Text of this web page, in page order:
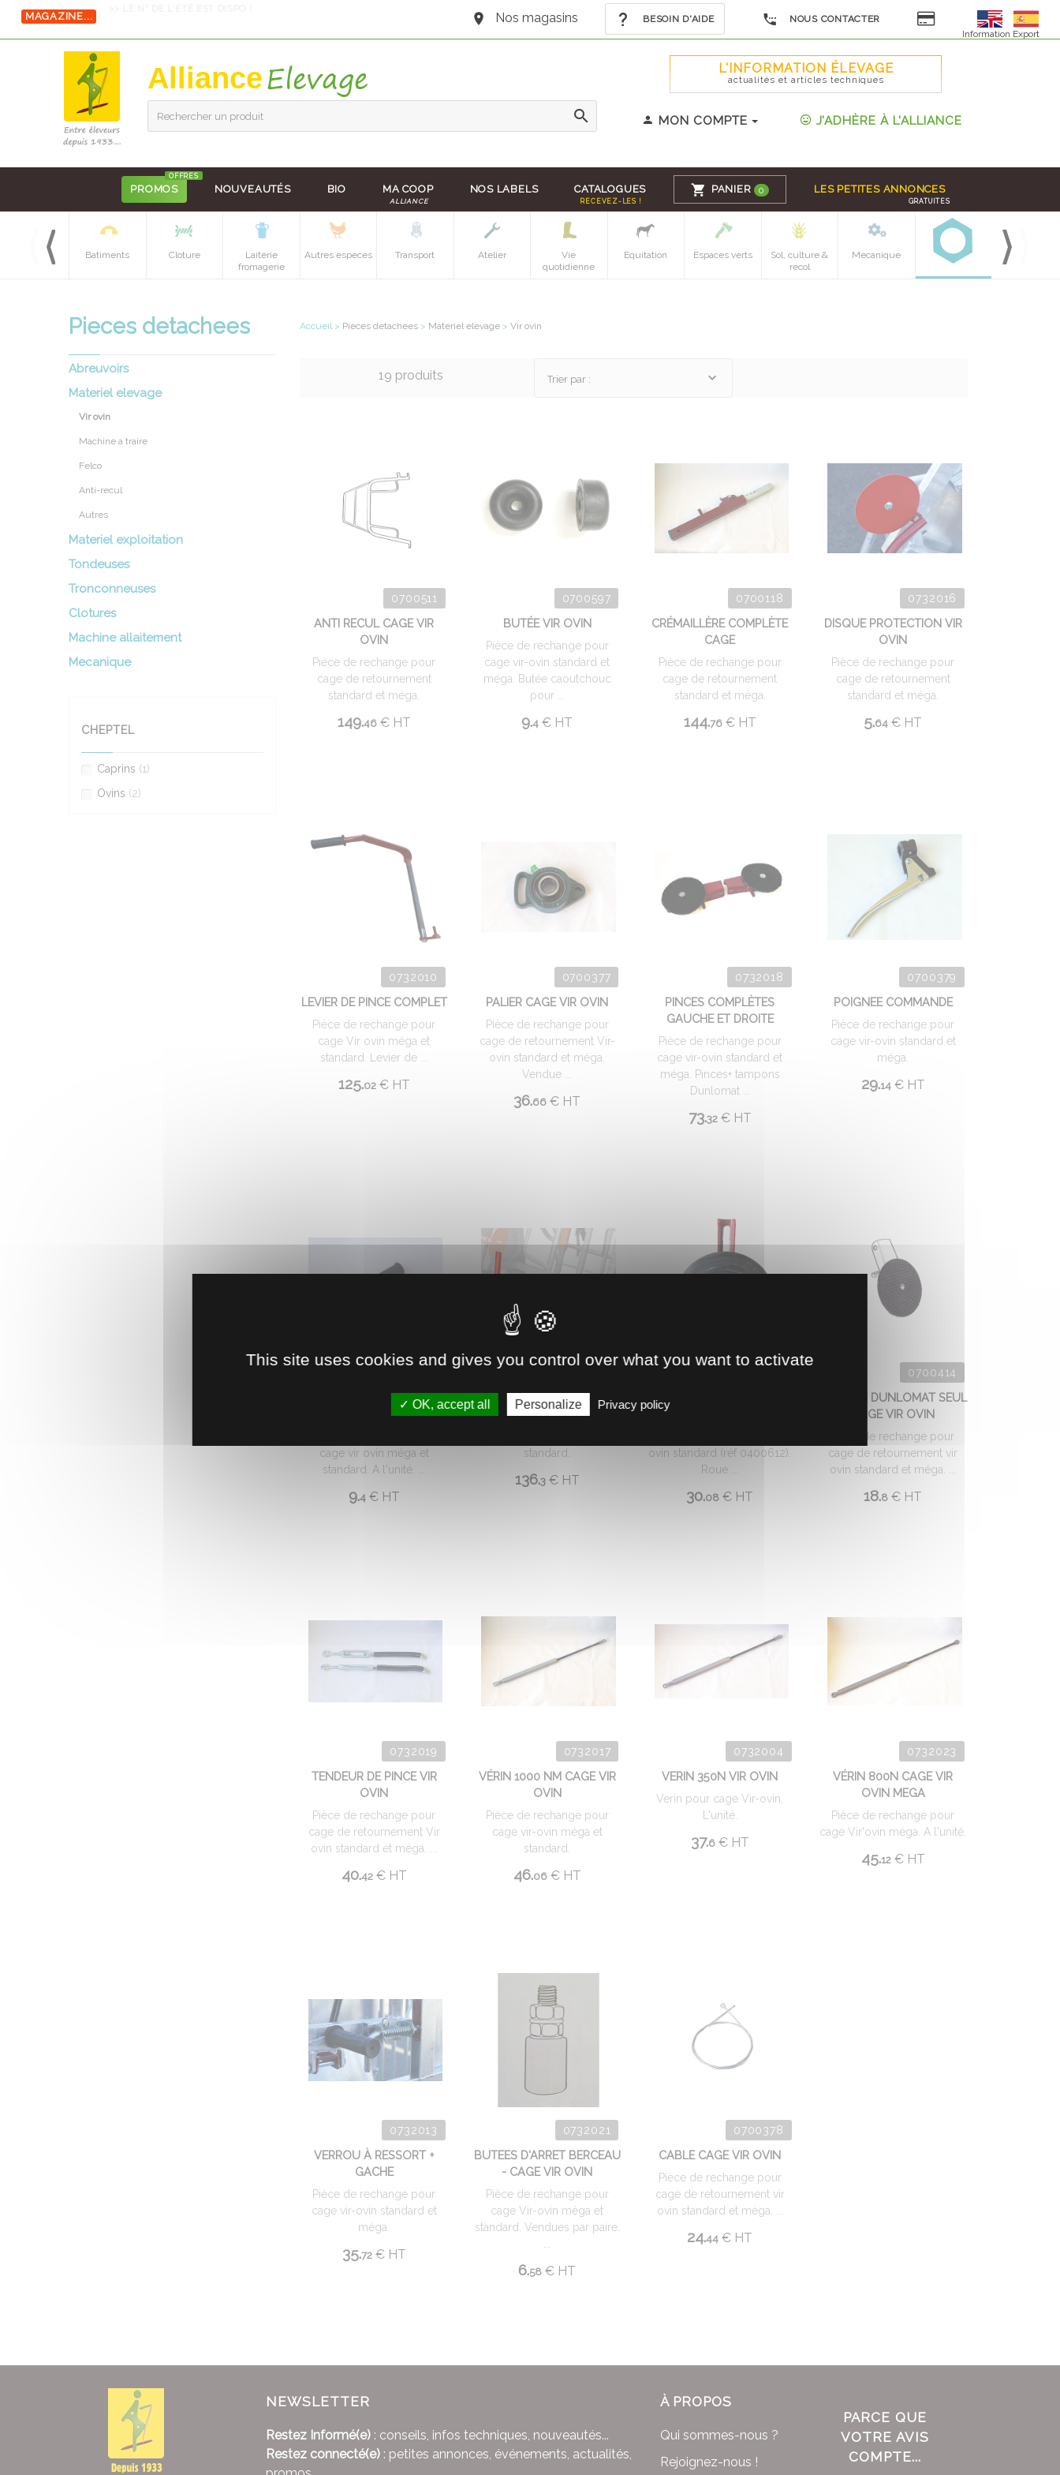
MAGAZINE... Nos magasins BESOIN D'AIDE
NOUS CONTACTER
Information Export
Alliance
Rechercher un produit
L'INFORMATION ÉLEVAGE
actualités et articles techniques
MON COMPTE J'ADHÈRE À L'ALLIANCE
PROMOS
OFFRES
NOUVEAUTÉS BIO MA COOP
ALLIANCE
NOS LABELS CATALOGUES
RECEVEZ-LES !
PANIER 0 LES PETITES ANNONCES
GRATUITES
Equipements
Batiments Cloture
Laiterie
fromagerie
Autres especes Transport Atelier
Vie
quotidienne
Equitation Espaces verts
Sol, culture &
recol
Mecanique
Accueil > Pieces detachees > Materiel elevage > Vir ovin
19 produits Trier par :
0700511
ANTI RECUL CAGE VIR
OVIN
Pièce de rechange pour
cage de retournement
standard et méga.
149.46 €HT
0700597
BUTÉE VIR OVIN
Pièce de rechange pour
cage vir-ovin standard et
méga. Butée caoutchouc
pour ...
9.4 € HT
0700118
CRÉMAILLÈRE COMPLÈTE
CAGE
Pièce de rechange pour
cage de retournement
standard et méga.
144.76 €HT
0732016
DISQUE PROTECTION VIR
OVIN
Pièce de rechange pour
cage de retournement
standard et méga.
5.64 € HT
0732010
LEVIER DE PINCE COMPLET
Pièce de rechange pour
cage Vir ovin méga et
standard. Levier de ...
125.02 €HT
0700377
PALIER CAGE VIR OVIN
Pièce de rechange pour
cage de retournement Vir-
ovin standard et méga.
Vendue ...
36.66 € HT
0732018
PINCES COMPLÈTES
GAUCHE ET DROITE
Pièce de rechange pour
cage vir-ovin standard et
méga. Pinces+ tampons
Dunlomat ...
73.32 €HT
0700379
POIGNEE COMMANDE
Pièce de rechange pour
cage vir-ovin standard et
méga.
29.14 €HT
POIGNÉE SEULE CAGE VIR
cage vir ovin méga et
standard. A l'unité. ...
9.4 €HT
POUSSOIR CAGE VIR OVIN
Pièce de rechange pour
standard.
136.3 €HT
ROUE COMPLETE VIR OVIN
ovin standard (réf 0400612).
Roue ...
30.08 € HT
0700414
TAMPON DUNLOMAT SEUL
CAGE VIR OVIN
Pièce de rechange pour
cage de retournement vir
ovin standard et méga. ...
18.8 € HT
0732019
TENDEUR DE PINCE VIR
OVIN
Pièce de rechange pour
cage de retournement Vir
ovin standard et méga. ...
40.42 €HT
0732017
VÉRIN 1000 NM CAGE VIR
OVIN
Pièce de rechange pour
cage vir-ovin méga et
standard.
46.06 €HT
0732004
VERIN 350N VIR OVIN
Verin pour cage Vir-ovin.
L'unité.
37.6 €HT
0732023
VÉRIN 800N CAGE VIR
OVIN MEGA
Pièce de rechange pour
cage Vir'ovin méga. A l'unité.
45.12 €HT
0732013
VERROU À RESSORT +
GACHE
Pièce de rechange pour
cage vir-ovin standard et
méga.
35.72 €HT
0732021
BUTEES D'ARRET BERCEAU
- CAGE VIR OVIN
Pièce de rechange pour
cage Vir-ovin méga et
standard. Vendues par paire.
6.58 € HT
0700378
CABLE CAGE VIR OVIN
Pièce de rechange pour
cage de retournement vir
ovin standard et méga. ...
24.44 € HT
Pieces detachees
Abreuvoirs
Materiel elevage
Vir ovin
Machine a traire
Felco
Anti-recul
Autres
Materiel exploitation
Tondeuses
Tronconneuses
Clotures
Machine allaitement
Mecanique
CHEPTEL
Caprins (1)
Ovins (2)
À PROPOS
Qui sommes-nous ?
Rejoignez-nous !
PARCE QUE
VOTRE AVIS
COMPTE...
NEWSLETTER
Restez Informé(e) : conseils, infos techniques, nouveautés...
Restez connecté(e) : petites annonces, événements, actualités,
This site uses cookies and gives you control over what you want to activate
OK, accept all Personalize Privacy policy